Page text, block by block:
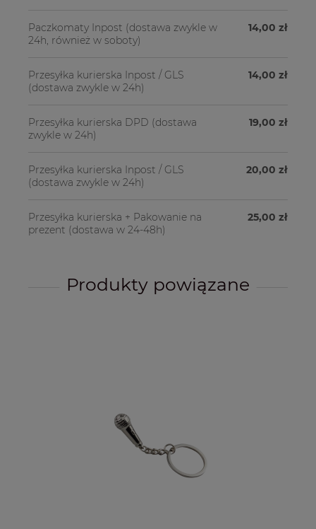
Paczkomaty Inpost (dostawa zwykle w
24h, również w soboty)
14,00 zł
Przesyłka kurierska Inpost / GLS
(dostawa zwykle w 24h)
14,00 zł
Przesyłka kurierska DPD (dostawa
zwykle w 24h)
19,00 zł
Przesyłka kurierska Inpost / GLS
(dostawa zwykle w 24h)
20,00 zł
Przesyłka kurierska + Pakowanie na
prezent (dostawa w 24-48h)
25,00 zł
Produkty powiązane